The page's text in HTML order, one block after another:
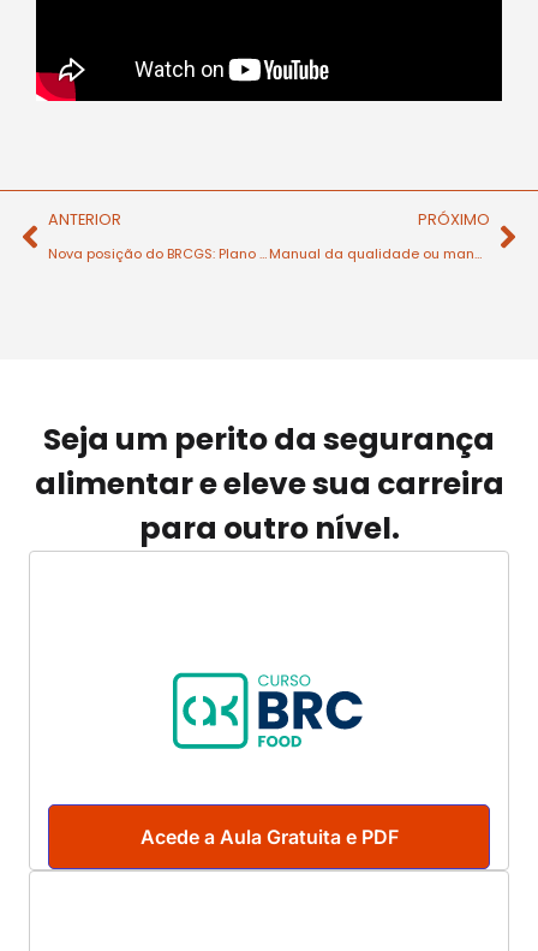
ANTERIOR
Nova posição do BRCGS: Plano monitorização ambiental 4.11.8
PRÓXIMO
Manual da qualidade ou manual da segurança e qualidade ?
Seja um perito da segurança
alimentar e eleve sua carreira
para outro nível.
Acede a Aula Gratuita e PDF